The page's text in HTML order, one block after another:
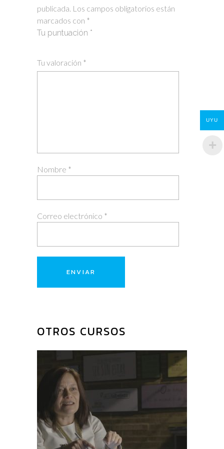
publicada. Los campos obligatorios están
marcados con *
Tu puntuación *
of
5stars
stars
Tu valoración *
Nombre *
Correo electrónico *
PRODUCTOS
RELACIONADOS
UYU